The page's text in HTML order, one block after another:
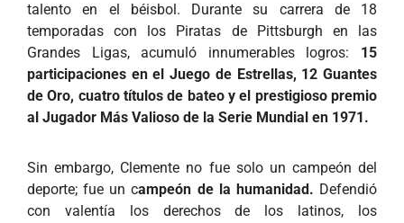
talento en el béisbol. Durante su carrera de 18
temporadas con los Piratas de Pittsburgh en las
Grandes Ligas, acumuló innumerables logros: 15
participaciones en el Juego de Estrellas, 12 Guantes
de Oro, cuatro títulos de bateo y el prestigioso premio
al Jugador Más Valioso de la Serie Mundial en 1971.
Sin embargo, Clemente no fue solo un campeón del
deporte; fue un campeón de la humanidad. Defendió
con valentía los derechos de los latinos, los